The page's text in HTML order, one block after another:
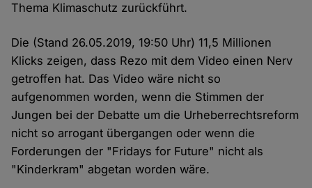
Thema Klimaschutz zurückführt.
Die (Stand 26.05.2019, 19:50 Uhr) 11,5 Millionen
Klicks zeigen, dass Rezo mit dem Video einen Nerv
getroffen hat. Das Video wäre nicht so
aufgenommen worden, wenn die Stimmen der
Jungen bei der Debatte um die Urheberrechtsreform
nicht so arrogant übergangen oder wenn die
Forderungen der "Fridays for Future" nicht als
"Kinderkram" abgetan worden wäre.